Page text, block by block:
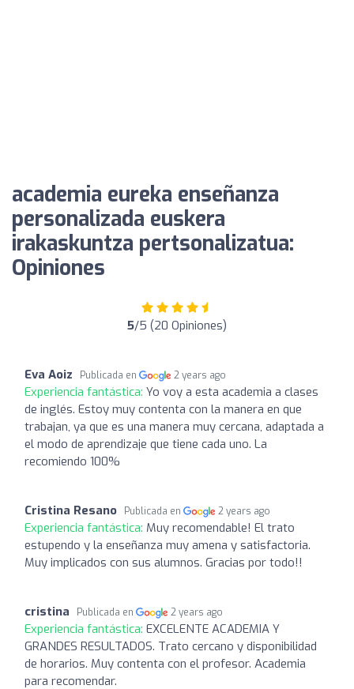
academia eureka enseñanza
personalizada euskera
irakaskuntza pertsonalizatua:
Opiniones
5/5 (20 Opiniones)
Eva Aoiz Publicada en 2 years ago
Experiencia fantástica: Yo voy a esta academia a clases
de inglés. Estoy muy contenta con la manera en que
trabajan, ya que es una manera muy cercana, adaptada a
el modo de aprendizaje que tiene cada uno. La
recomiendo 100%
Cristina Resano Publicada en 2 years ago
Experiencia fantástica: Muy recomendable! El trato
estupendo y la enseñanza muy amena y satisfactoria.
Muy implicados con sus alumnos. Gracias por todo!!
cristina Publicada en 2 years ago
Experiencia fantástica: EXCELENTE ACADEMIA Y
GRANDES RESULTADOS. Trato cercano y disponibilidad
de horarios. Muy contenta con el profesor. Academia
para recomendar.